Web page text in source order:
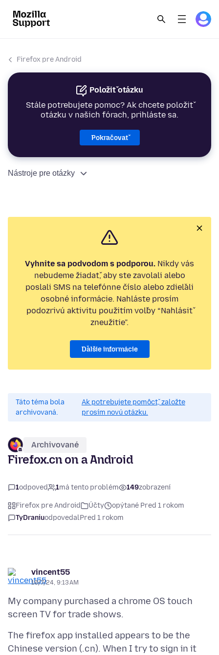
Firefox pre Android
Položiť otázku
Stále potrebujete pomoc? Ak chcete položiť
otázku v našich fórach, prihláste sa.
Pokračovať
Nástroje pre otázky
Vyhnite sa podvodom s podporou. Nikdy vás
nebudeme žiadať, aby ste zavolali alebo
poslali SMS na telefónne číslo alebo zdieľali
osobné informácie. Nahláste prosím
podozrivú aktivitu použitím voľby “Nahlásiť
zneužitie”.
Ďalšie informácie
Táto téma bola
archivovaná.
Ak potrebujete pomôcť, založte
prosím novú otázku.
Archivované
Firefox.cn on a Android
1odpoveď 1má tento problém 149zobrazení
Firefox pre Android Účty
opýtané Pred 1 rokom
TyDraniuodpovedalPred 1 rokom
vincent55
10/7/24, 9:13 AM
My company purchased a chrome OS touch
The firefox app installed appears to be the
Chinese version (.cn). When I try to sign in it